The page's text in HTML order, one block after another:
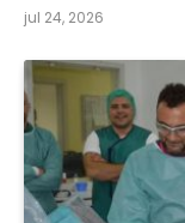
jul 24, 2026